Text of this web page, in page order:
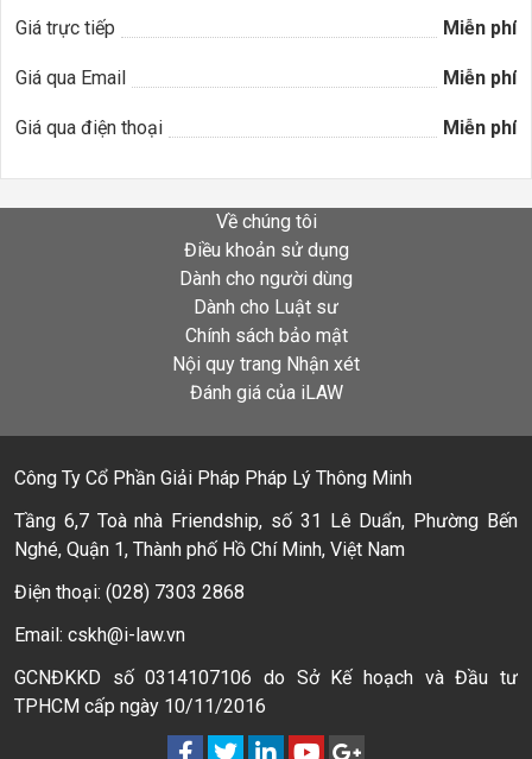
Giá trực tiếp Miễn phí
Giá qua Email Miễn phí
Giá qua điện thoại Miễn phí
Về chúng tôi
Điều khoản sử dụng
Dành cho người dùng
Dành cho Luật sư
Chính sách bảo mật
Nội quy trang Nhận xét
Đánh giá của iLAW
Công Ty Cổ Phần Giải Pháp Pháp Lý Thông Minh
Tầng 6,7 Toà nhà Friendship, số 31 Lê Duẩn, Phường Bến
Nghé, Quận 1, Thành phố Hồ Chí Minh, Việt Nam
Điện thoại: (028) 7303 2868
Email: cskh@i-law.vn
GCNĐKKD số 0314107106 do Sở Kế hoạch và Đầu tư
TPHCM cấp ngày 10/11/2016